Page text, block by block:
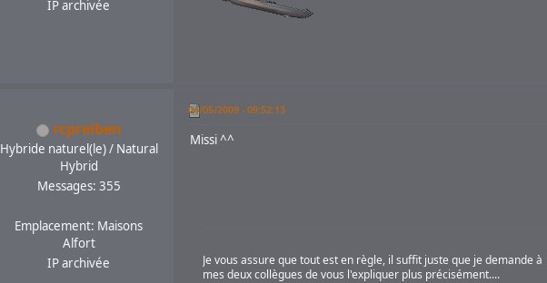
IP archivée
rcpreiben
Hybride naturel(le) / Natural
Hybrid
Messages: 355
Emplacement: Maisons
Alfort
IP archivée
04/05/2009 - 09:52:13
Missi ^^
Je vous assure que tout est en règle, il suffit juste que je demande à
mes deux collègues de vous l'expliquer plus précisément....